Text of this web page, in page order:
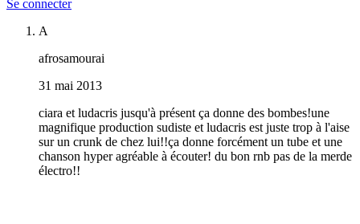
Se connecter
A
afrosamourai
31 mai 2013
ciara et ludacris jusqu'à présent ça donne des bombes!une
magnifique production sudiste et ludacris est juste trop à l'aise
sur un crunk de chez lui!!ça donne forcément un tube et une
chanson hyper agréable à écouter! du bon rnb pas de la merde
électro!!